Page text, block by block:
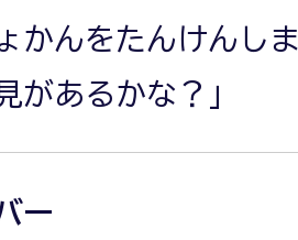
かんをたんけんし
があるかな？」
ー